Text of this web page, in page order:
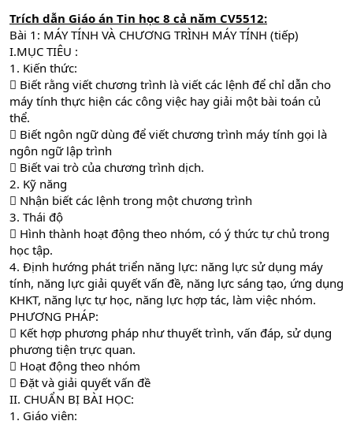
Trích dẫn Giáo án Tin học 8 cả năm CV5512:
Bài 1: MÁY TÍNH VÀ CHƯƠNG TRÌNH MÁY TÍNH (tiếp)
I.MỤC TIÊU :
1. Kiến thức:
 Biết rằng viết chương trình là viết các lệnh để chỉ dẫn cho
máy tính thực hiện các công việc hay giải một bài toán củ
thể.
 Biết ngôn ngữ dùng để viết chương trình máy tính gọi là
ngôn ngữ lập trình
 Biết vai trò của chương trình dịch.
2. Kỹ năng
 Nhận biết các lệnh trong một chương trình
3. Thái độ
 Hình thành hoạt động theo nhóm, có ý thức tự chủ trong
học tập.
4. Định hướng phát triển năng lực: năng lực sử dụng máy
tính, năng lực giải quyết vấn đề, năng lực sáng tạo, ứng dụng
KHKT, năng lực tự học, năng lực hợp tác, làm việc nhóm.
PHƯƠNG PHÁP:
 Kết hợp phương pháp như thuyết trình, vấn đáp, sử dụng
phương tiện trực quan.
 Hoạt động theo nhóm
 Đặt và giải quyết vấn đề
II. CHUẨN BỊ BÀI HỌC:
1. Giáo viên: